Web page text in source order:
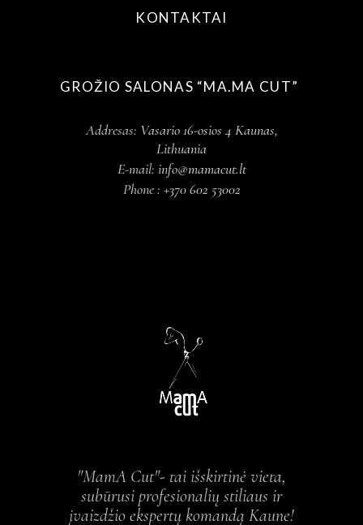
KONTAKTAI
GROŽIO SALONAS “MA.MA CUT”
Addresas: Vasario 16-osios 4 Kaunas,
Lithuania
E-mail: info@mamacut.lt
Phone : +370 602 53002
"MamA Cut"- tai išskirtinė vieta,
subūrusi profesionalių stiliaus ir
įvaizdžio ekspertų komandą Kaune!